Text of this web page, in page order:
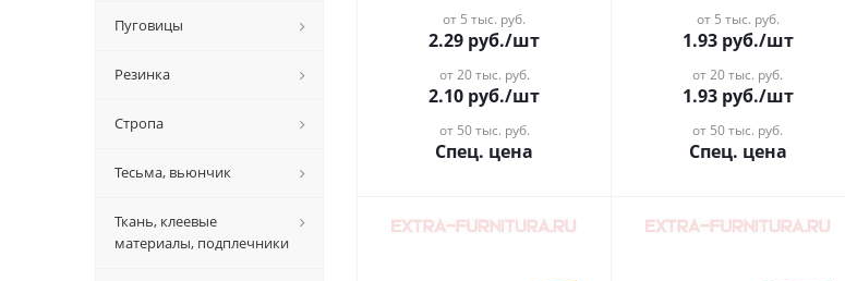
от 5 тыс. руб.
2.29 руб./шт
от 20 тыс. руб.
2.10 руб./шт
от 50 тыс. руб.
Спец. цена
от 5 тыс. руб.
1.93руб./шт
от 20 тыс. руб.
1.93руб./шт
от 50 тыс. руб.
Спец. цена
Пуговицы
Резинка
Стропа
Тесьма, вьюнчик
Ткань, клеевые
материалы, подплечники